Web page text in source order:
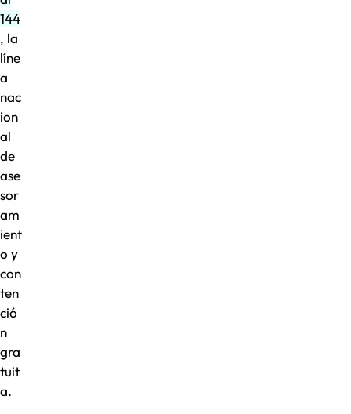
144
, la
líne
a
nac
ion
al
de
ase
sor
am
ient
o y
con
ten
ció
n
gra
tuit
a.